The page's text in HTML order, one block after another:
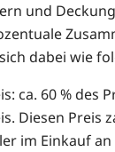
und
dabei wie
ca. 60 % des
Diesen Preis
im Einkauf